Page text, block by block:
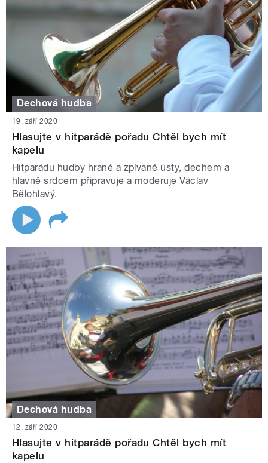
Dechová hudba
19. září 2020
Hlasujte v hitparádě pořadu Chtěl bych mít
kapelu
Hitparádu hudby hrané a zpívané ústy, dechem a
hlavně srdcem připravuje a moderuje Václav
Bělohlavý.
Dechová hudba
12. září 2020
Hlasujte v hitparádě pořadu Chtěl bych mít
kapelu